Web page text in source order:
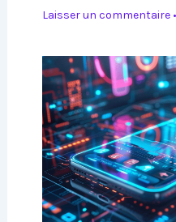
Laisser un commentaire •